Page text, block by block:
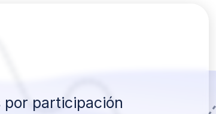
por participación